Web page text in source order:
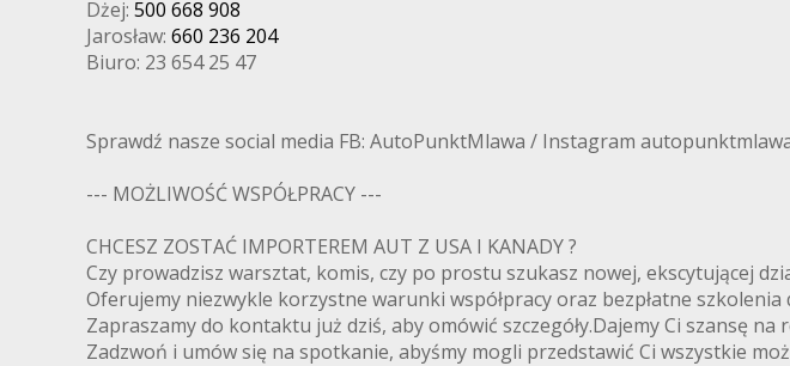
Dżej: 500 668 908
Jarosław: 660 236 204
Biuro: 23 654 25 47
Sprawdź nasze social media FB: AutoPunktMlawa / Instagram
--- MOŻLIWOŚĆ WSPÓŁPRACY ---
CHCESZ ZOSTAĆ IMPORTEREM AUT Z USA I KANADY ?
Czy prowadzisz warsztat, komis, czy po prostu szukasz nowej, ekscytującej
Oferujemy niezwykle korzystne warunki współpracy oraz bezpłatne
Zapraszamy do kontaktu już dziś, aby omówić szczegóły.Dajemy Ci szansę
Zadzwoń i umów się na spotkanie, abyśmy mogli przedstawić Ci wszystkie